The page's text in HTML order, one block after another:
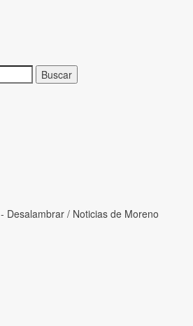
- Desalambrar / Noticias de Moreno